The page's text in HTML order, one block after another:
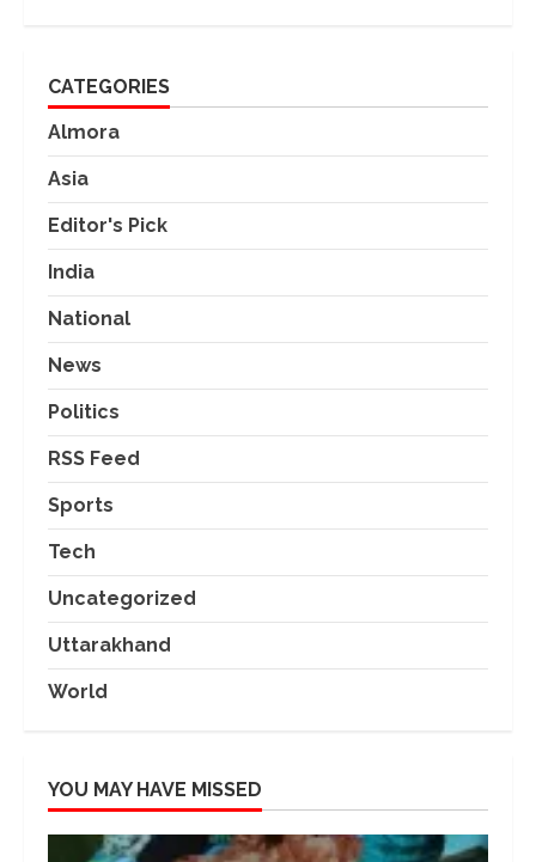
CATEGORIES
Almora
Asia
Editor's Pick
India
National
News
Politics
RSS Feed
Sports
Tech
Uncategorized
Uttarakhand
World
YOU MAY HAVE MISSED